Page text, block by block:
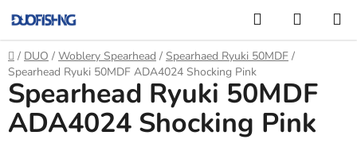
na
obsah
Hledat
KOŠÍK
Domů
/ DUO / Woblery Spearhead / Spearhaed Ryuki 50MDF /
Spearhead Ryuki 50MDF ADA4024 Shocking Pink
Spearhead Ryuki 50MDF
ADA4024 Shocking Pink